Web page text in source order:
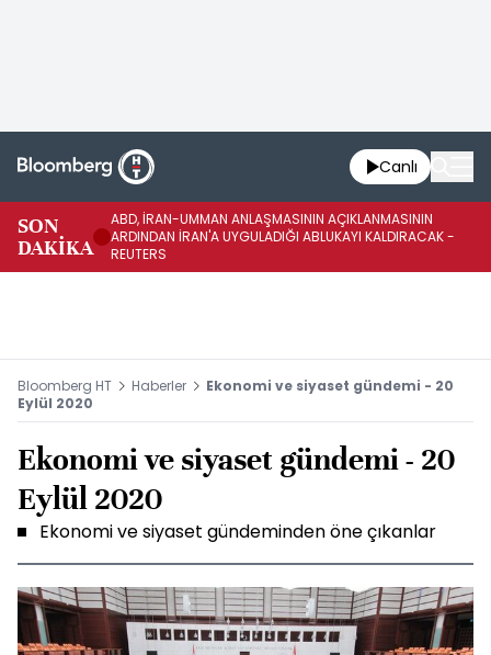
Canlı
SON
DAKİKA
ABD, İRAN-UMMAN ANLAŞMASININ AÇIKLANMASININ
ARDINDAN İRAN'A UYGULADIĞI ABLUKAYI KALDIRACAK -
REUTERS
Bloomberg HT Haberler
Ekonomi ve siyaset gündemi - 20
Eylül 2020
Ekonomi ve siyaset gündemi - 20
Eylül 2020
Ekonomi ve siyaset gündeminden öne çıkanlar